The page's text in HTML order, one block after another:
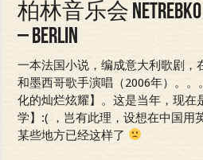
柏林音乐会 Netrebko
– Berlin
一本法国小说，编成意大利歌剧，
和墨西哥歌手演唱（2006年）。
化的灿烂炫耀】。这是当年，现在
学】:( ，岂有此理，设想在中国用
某些地方已经这样了